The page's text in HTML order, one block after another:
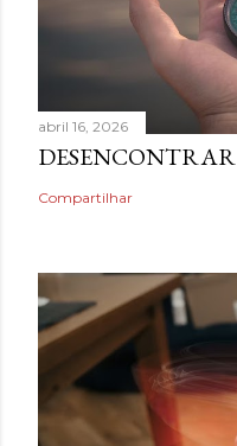
abril 16, 2026
DESENCONTRAR
Compartilhar